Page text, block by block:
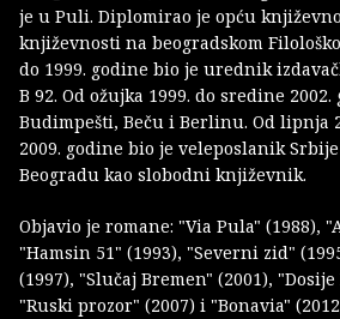
je u Puli. Diplomirao je opću
književnosti na beogradskom
do 1999. godine bio je urednik
B 92. Od ožujka 1999. do sredine
Budimpešti, Beču i Berlinu. Od lipnja
2009. godine bio je veleposlanik
Beogradu kao slobodni književnik.
Objavio je romane: "Via Pula" (1988),
"Hamsin 51" (1993), "Severni zid"
(1997), "Slučaj Bremen" (2001),
"Ruski prozor" (2007) i "Bonavia"